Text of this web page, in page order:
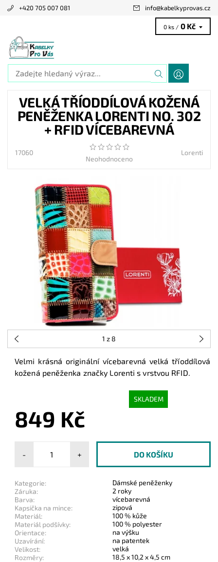
+420 705 007 081 info@kabelkyprovas.cz
0 ks / 0 Kč
VELKÁ TŘÍODDÍLOVÁ KOŽENÁ
PENĚŽENKA LORENTI NO. 302
+ RFID VÍCEBAREVNÁ
17060
Neohodnoceno
Lorenti
1 z 8
Velmi krásná originální vícebarevná velká tříoddílová
kožená peněženka značky Lorenti s vrstvou RFID.
SKLADEM
849 Kč
- +
Kategorie:
Dámské peněženky
Záruka:
2 roky
Barva:
vícebarevná
Kapsička na mince:
zipová
Materiál:
100 % kůže
Materiál podšívky:
100 % polyester
Orientace:
na výšku
Uzavírání:
na patentek
Velikost:
velká
Rozměry:
18,5 x 10,2 x 4,5 cm